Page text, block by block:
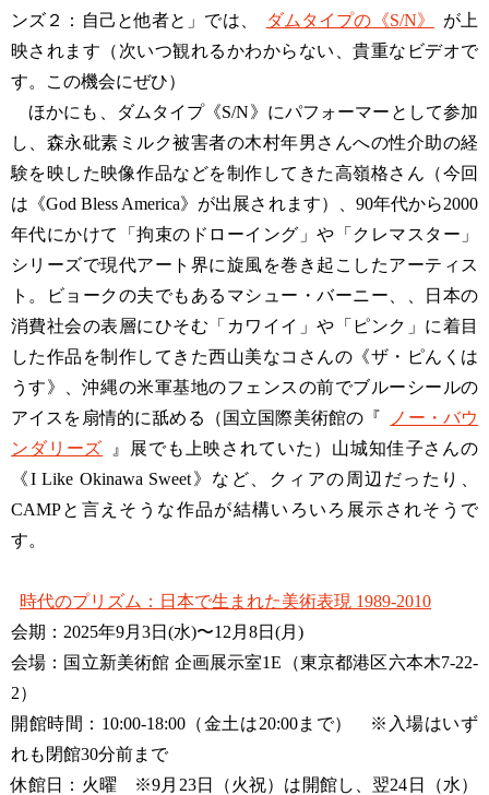
ンズ２：自己と他者と」では、
ダムタイプの《S/N》
が上
映されます（次いつ観れるかわからない、貴重なビデオで
す。この機会にぜひ）
ほかにも、ダムタイプ《S/N》にパフォーマーとして参加
し、森永砒素ミルク被害者の木村年男さんへの性介助の経
験を映した映像作品などを制作してきた高嶺格さん（今回
は《God Bless America》が出展されます）、90年代から2000
年代にかけて「拘束のドローイング」や「クレマスター」
シリーズで現代アート界に旋風を巻き起こしたアーティス
ト。ビョークの夫でもあるマシュー・バーニー、、日本の
消費社会の表層にひそむ「カワイイ」や「ピンク」に着目
した作品を制作してきた西山美なコさんの《ザ・ピんくは
うす》、沖縄の米軍基地のフェンスの前でブルーシールの
アイスを扇情的に舐める（国立国際美術館の『
ノー・バウ
ンダリーズ
』展でも上映されていた）山城知佳子さんの
《I Like Okinawa Sweet》など、クィアの周辺だったり、
CAMPと言えそうな作品が結構いろいろ展示されそうで
す。
時代のプリズム：日本で生まれた美術表現 1989-2010
会期：2025年9月3日(水)〜12月8日(月)
会場：国立新美術館 企画展示室1E（東京都港区六本木7-22-
2）
開館時間：10:00-18:00（金土は20:00まで） ※入場はいず
れも閉館30分前まで
休館日：火曜 ※9月23日（火祝）は開館し、翌24日（水）